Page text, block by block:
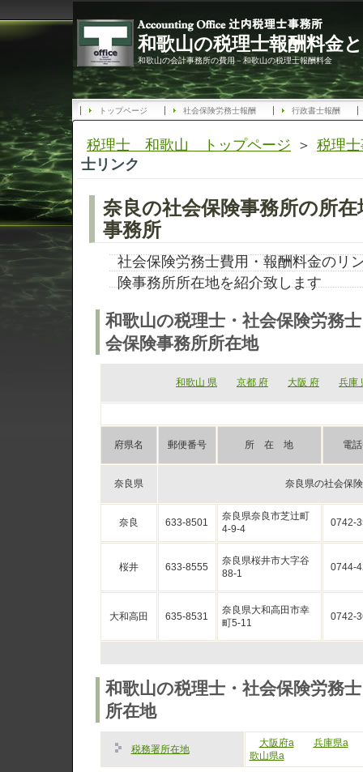
和歌山の税理士報酬料金
和歌山の会計事務所の費用－和歌山の税理士報酬料金
トップページ 社会保険労務士報酬 行政書士報酬
税理士 和歌山 トップページ ＞ 税理
士リンク
奈良の社会保険事務所の所
事務所
社会保険労務士費用・報酬料金のリ
険事務所所在地を紹介致します
和歌山の税理士・社会保険労務
会保険事務所所在地
和歌山 県 京都 府 大阪 府 兵庫
府県名 郵便番号 所 在 地 電
奈良県 奈良県の社会保
奈良 633-8501
奈良県奈良市芝辻町
4-9-4
0742-
桜井 633-8555
奈良県桜井市大字谷
88-1
0744-
大和高田 635-8531
奈良県大和高田市幸
町5-11
0742-
和歌山の税理士・社会保険労務
所在地
税務署所在地
大阪府a
兵庫県a
歌山県a